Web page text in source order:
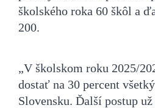
školského roka 60 škôl a
200.
„V školskom roku 2025/
dostať na 30 percent
Slovensku. Ďalší postup